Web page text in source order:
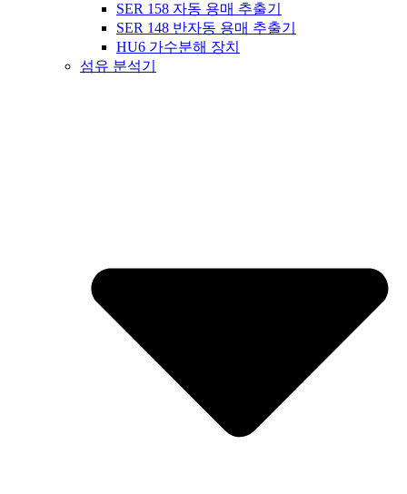
SER 158 자동 용매 추출기
SER 148 반자동 용매 추출기
HU6 가수분해 장치
섬유 분석기